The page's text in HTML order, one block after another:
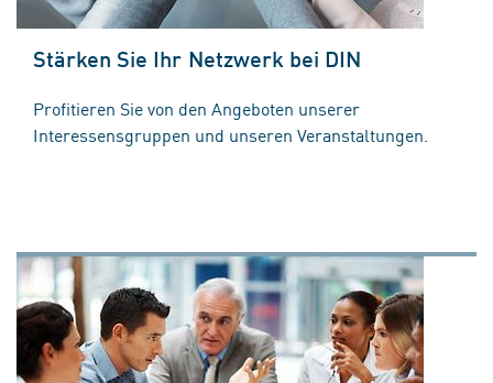
Stärken Sie Ihr Netzwerk bei DIN
Profitieren Sie von den Angeboten unserer
Interessensgruppen und unseren Veranstaltungen.